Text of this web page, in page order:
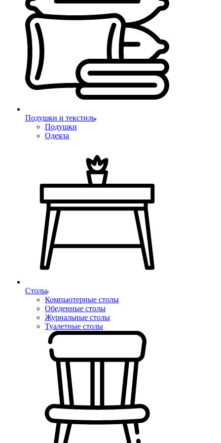
Подушки и текстиль
Подушки
Одеяла
Столы
Компьютерные столы
Обеденные столы
Журнальные столы
Туалетные столы